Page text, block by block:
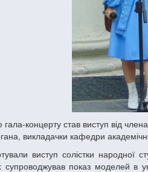
викладачки кафедри
показ моделей в